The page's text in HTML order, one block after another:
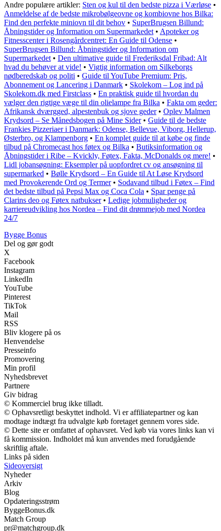
Andre populære artikler: Sten og kul til den bedste pizza i Værløse •
Anmeldelse af de bedste mikrobølgeovne og kombiovne hos Bilka:
Find den perfekte miniovn til dit behov • SuperBrugsen Billund:
Åbningstider og Information om Supermarkedet • Apoteker og
Fitnesscenter i Rosengårdcentret: En Guide til Odense •
SuperBrugsen Billund: Åbningstider og Information om
Supermarkedet • Den ultimative guide til Frederiksdal Fribad: Alt
hvad du behøver at vide! • Vigtig information om Silkeborgs
nødberedskab og politi • Guide til YouTube Premium: Pris,
Abonnement og Lancering i Danmark • Skolekom – Log ind på
Skolekom.dk med Firstclass • En praktisk guide til hvordan du
vælger den rigtige væge til din olielampe fra Bilka • Fakta om geder:
Afrikansk dværgged, alpestenbuk og sjove geder• Oplev Malmen
Krydsord – Se Månedsbogen på Mine Sider• Guide til de bedste
Frankies Pizzeriaer i Danmark: Odense, Bellevue, Viborg, Hellerup,
Østerbro, og Klampenborg • En komplet guide til at købe og finde
tilbud på Chromecast hos føtex og Bilka • Butiksinformation og
Åbningstider i Ribe – Kvickly, Føtex, Fakta, McDonalds og mere! •
Lidl jobansøgning: Eksempler på uopfordret cv og ansøgning til
supermarked • Bølle Krydsord – En Guide til At Løse Krydsord
med Provokerende Ord og Termer• Sodavand tilbud i Føtex – Find
det bedste tilbud på Pepsi Max og Coca Cola • Spar penge på
Clarins deo og Føtex natbukser• Ledige jobmuligheder og
karriereudvikling hos Nordea – Find dit drømmejob med Nordea
24/7
Bygge Bonus
Del og gør godt
X
Facebook
Instagram
LinkedIn
YouTube
Pinterest
TikTok
Mail
RSS
Bliv klogere på os
Henvendelse
Presseinfo
Promovering
Min profil
Nyhedsbrevet
Partnere
Giv bidrag
© Kommerciel brug ikke tilladt.
© Ophavsretligt beskyttet indhold. Vi er affiliatepartner og kan
modtage indtægt fra udvalgte køb foretaget gennem vores side.
© Dette site er omfattet af ophavsret. Ved køb via vores links kan vi
få kommission. Indholdet må kun anvendes med forudgående
skriftlig aftale.
Links på siden
Sideoversigt
Nyheder
Arkiv
Blog
Opdateringsstrøm
ByggeBonus.dk
Match Group
pr@matchgroup.dk